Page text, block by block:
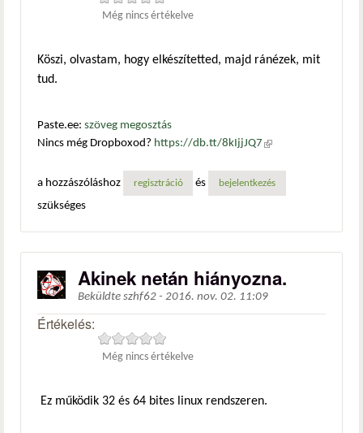
Még nincs értékelve
Köszi, olvastam, hogy elkészítetted, majd ránézek, mit
tud.
Paste.ee: szöveg megosztás
Nincs még Dropboxod? https://db.tt/8kIjjJQ7 (külső
a hozzászóláshoz
regisztráció és bejelentkezés
szükséges
Akinek netán hiányozna.
Beküldte szhf62 - 2016. nov. 02. 11:09
Értékelés:
Még nincs értékelve
Ez működik 32 és 64 bites linux rendszeren.